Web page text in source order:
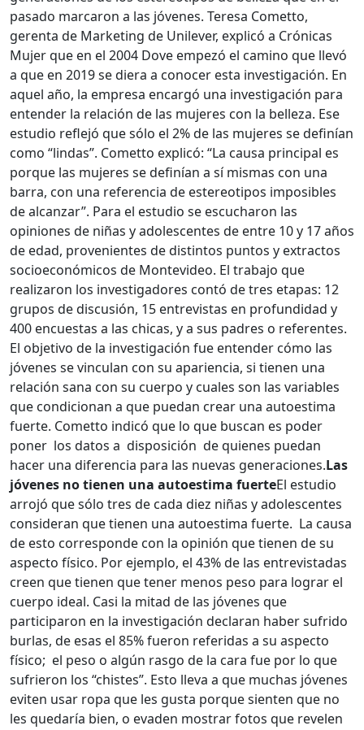
pasado marcaron a las jóvenes. Teresa Cometto,
gerenta de Marketing de Unilever, explicó a Crónicas
Mujer que en el 2004 Dove empezó el camino que llevó
a que en 2019 se diera a conocer esta investigación. En
aquel año, la empresa encargó una investigación para
entender la relación de las mujeres con la belleza. Ese
estudio reflejó que sólo el 2% de las mujeres se definían
como “lindas”. Cometto explicó: “La causa principal es
porque las mujeres se definían a sí mismas con una
barra, con una referencia de estereotipos imposibles
de alcanzar”. Para el estudio se escucharon las
opiniones de niñas y adolescentes de entre 10 y 17 años
de edad, provenientes de distintos puntos y extractos
socioeconómicos de Montevideo. El trabajo que
realizaron los investigadores contó de tres etapas: 12
grupos de discusión, 15 entrevistas en profundidad y
400 encuestas a las chicas, y a sus padres o referentes.
El objetivo de la investigación fue entender cómo las
jóvenes se vinculan con su apariencia, si tienen una
relación sana con su cuerpo y cuales son las variables
que condicionan a que puedan crear una autoestima
fuerte. Cometto indicó que lo que buscan es poder
poner los datos a disposición de quienes puedan
hacer una diferencia para las nuevas generaciones.Las
jóvenes no tienen una autoestima fuerteEl estudio
arrojó que sólo tres de cada diez niñas y adolescentes
consideran que tienen una autoestima fuerte. La causa
de esto corresponde con la opinión que tienen de su
aspecto físico. Por ejemplo, el 43% de las entrevistadas
creen que tienen que tener menos peso para lograr el
cuerpo ideal. Casi la mitad de las jóvenes que
participaron en la investigación declaran haber sufrido
burlas, de esas el 85% fueron referidas a su aspecto
físico; el peso o algún rasgo de la cara fue por lo que
sufrieron los “chistes”. Esto lleva a que muchas jóvenes
eviten usar ropa que les gusta porque sienten que no
les quedaría bien, o evaden mostrar fotos que revelen